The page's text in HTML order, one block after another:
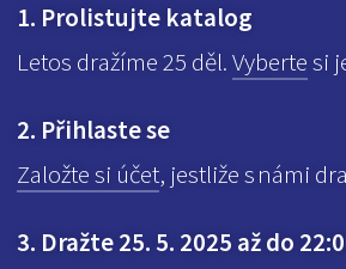
1. Prolistujte katalog
Letos dražíme 25 děl.Vybertesi
2. Přihlaste se
Založte si účet, jestliže s námi
3. Dražte 25. 5. 2025 až do